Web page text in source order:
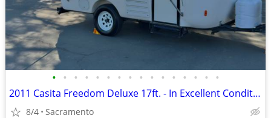
• • • • • • • • • • • • • • • •
2011 Casita Freedom Deluxe 17ft. - In Excellent Condition
8/4 Sacramento